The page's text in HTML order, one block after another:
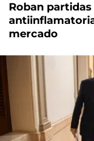
Roban
mercado